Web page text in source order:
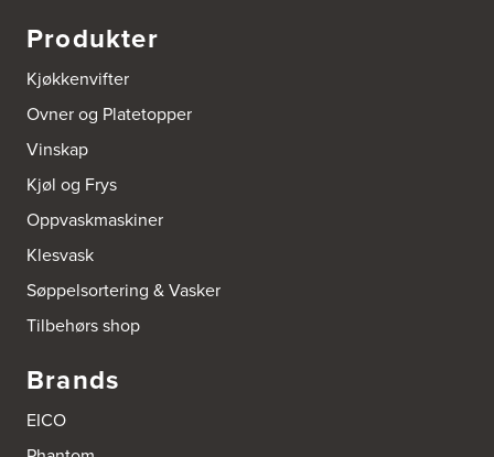
Produkter
Kjøkkenvifter
Ovner og Platetopper
Vinskap
Kjøl og Frys
Oppvaskmaskiner
Klesvask
Søppelsortering & Vasker
Tilbehørs shop
Brands
EICO